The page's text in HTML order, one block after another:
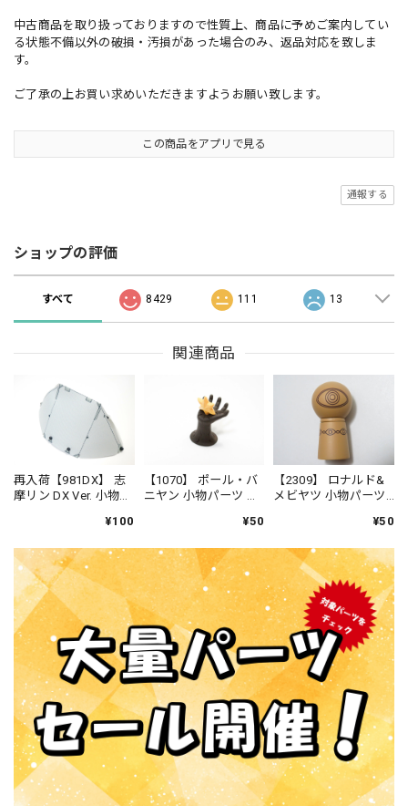
中古商品を取り扱っておりますので性質上、商品に予めご案内してい
る状態不備以外の破損・汚損があった場合のみ、返品対応を致しま
す。
ご了承の上お買い求めいただきますようお願い致します。
この商品をアプリで見る
通報する
ショップの評価
すべて 8429 111 13
関連商品
再入荷【981DX】 志
摩リン DX Ver. 小物パ
¥100
【1070】 ポール・バ
ニヤン 小物パーツ 黎
¥50
【2309】 ロナルド&
メビヤツ 小物パーツ
¥50